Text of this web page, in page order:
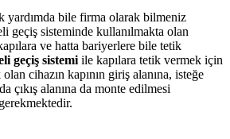
yardımda bile firma olarak bilmeniz
geçiş sisteminde kullanılmakta olan
ve hatta bariyerlere bile tetik
geçiş sistemi ile kapılara tetik vermek için
cihazın kapının giriş alanına, isteğe
çıkış alanına da monte edilmesi